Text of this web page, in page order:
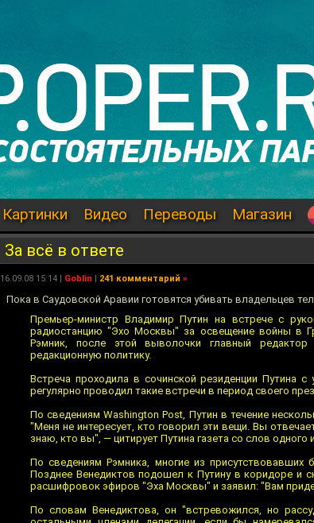
Картинки Видео Переводы Магазин
За всё в ответе
16.09.08 15:14 | Goblin | 241 комментарий »
Пока в Саудовской Аравии готовятся убивать владельцев
Премьер-министр Владимир Путин на встрече с
радиостанцию "Эхо Москвы" за освещение войны в
Рэмник, после этой выволочки главный
редакционную политику.
Встреча проходила в сочинской резиденции Путина
регулярно проводил такие встречи в период своего
По сведениям Washington Post, Путин в течение
"Меня не интересует, кто говорил эти вещи. Вы
знаю, кто вы", — цитирует Путина газета со слов одного
По сведениям Рэмника, многие из
Позднее Венедиктов подошел к Путину в коридоре и
расшифровок эфиров "Эха Москвы" и заявил: "Вам
По словам Венедиктова, он "встревожился, но